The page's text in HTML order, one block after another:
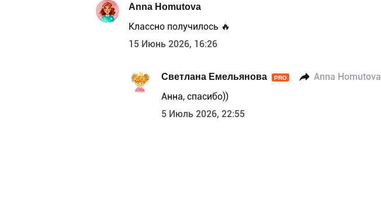
Anna Homutova
Классно получилось 🔥
15 Июнь 2026, 16:26
Светлана Емельянова PRO Anna Homutova
Анна, спасибо))
5 Июль 2026, 22:55